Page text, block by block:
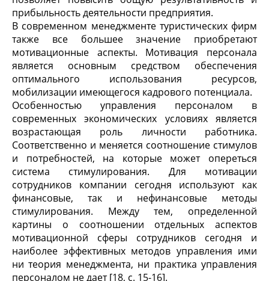
прибыльность деятельности предприятия.
В современном менеджменте туристических фирм
также все большее значение приобретают
мотивационные аспекты. Мотивация персонала
является основным средством обеспечения
оптимального использования ресурсов,
мобилизации имеющегося кадрового потенциала.
Особенностью управления персоналом в
современных экономических условиях является
возрастающая роль личности работника.
Соответственно и меняется соотношение стимулов
и потребностей, на которые может опереться
система стимулирования. Для мотивации
сотрудников компании сегодня используют как
финансовые, так и нефинансовые методы
стимулирования. Между тем, определенной
картины о соотношении отдельных аспектов
мотивационной сферы сотрудников сегодня и
наиболее эффективных методов управления ими
ни теория менеджмента, ни практика управления
персоналом не дает [18, c. 15-16].